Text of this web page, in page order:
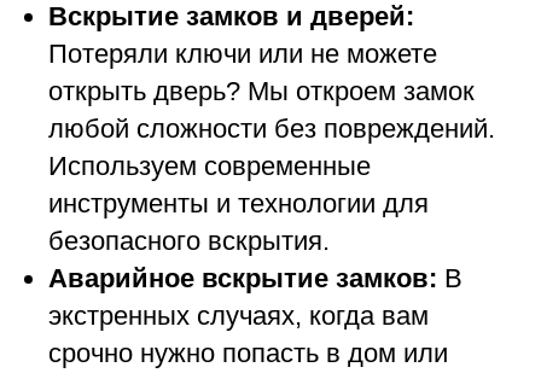
Вскрытие замков и дверей:
Потеряли ключи или не можете
открыть дверь? Мы откроем замок
любой сложности без повреждений.
Используем современные
инструменты и технологии для
безопасного вскрытия.
Аварийное вскрытие замков: В
экстренных случаях, когда вам
срочно нужно попасть в дом или